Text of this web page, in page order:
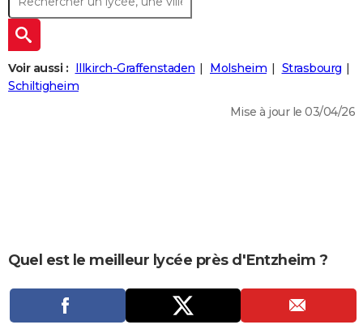
Forum
Aménagement intérieur
Extérieur
Cuisine
Salle de bains
Jardinage
Rangement
+WEEK-END
Guides de France
Escapades
Patrimoine
Expositions
Musées
Week-end nature
+
LIFESTYLE
Art de vivre
Bien-être
Loisirs
Mode
Modes de vie
+SANTE
Dictionnaire
Biographies
Expressions
Proverbes
PROGRAMME TV
Voir aussi : Illkirch-Graffenstaden Molsheim
Strasbourg
Schiltigheim
Mise à jour le 03/04/26
Quel est le meilleur lycée près d'Entzheim ?